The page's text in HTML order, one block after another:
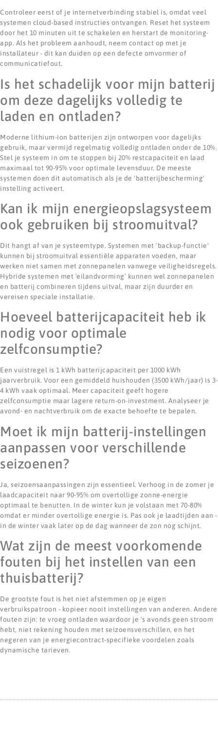
Controleer eerst of je internetverbinding stabiel is, omdat veel
systemen cloud-based instructies ontvangen. Reset het systeem
door het 10 minuten uit te schakelen en herstart de monitoring-
app. Als het probleem aanhoudt, neem contact op met je
installateur - dit kan duiden op een defecte omvormer of
communicatiefout.
Is het schadelijk voor mijn batterij
om deze dagelijks volledig te
laden en ontladen?
Moderne lithium-ion batterijen zijn ontworpen voor dagelijks
gebruik, maar vermijd regelmatig volledig ontladen onder de 10%.
Stel je systeem in om te stoppen bij 20% restcapaciteit en laad
maximaal tot 90-95% voor optimale levensduur. De meeste
systemen doen dit automatisch als je de 'batterijbescherming'
instelling activeert.
Kan ik mijn energieopslagsysteem
ook gebruiken bij stroomuitval?
Dit hangt af van je systeemtype. Systemen met 'backup-functie'
kunnen bij stroomuitval essentiële apparaten voeden, maar
werken niet samen met zonnepanelen vanwege veiligheidsregels.
Hybride systemen met 'eilandvorming' kunnen wel zonnepanelen
en batterij combineren tijdens uitval, maar zijn duurder en
vereisen speciale installatie.
Hoeveel batterijcapaciteit heb ik
nodig voor optimale
zelfconsumptie?
Een vuistregel is 1 kWh batterijcapaciteit per 1000 kWh
jaarverbruik. Voor een gemiddeld huishouden (3500 kWh/jaar) is 3-
4 kWh vaak optimaal. Meer capaciteit geeft hogere
zelfconsumptie maar lagere return-on-investment. Analyseer je
avond- en nachtverbruik om de exacte behoefte te bepalen.
Moet ik mijn batterij-instellingen
aanpassen voor verschillende
seizoenen?
Ja, seizoensaanpassingen zijn essentieel. Verhoog in de zomer je
laadcapaciteit naar 90-95% om overtollige zonne-energie
optimaal te benutten. In de winter kun je volstaan met 70-80%
omdat er minder overtollige energie is. Pas ook je laadtijden aan -
in de winter vaak later op de dag wanneer de zon nog schijnt.
Wat zijn de meest voorkomende
fouten bij het instellen van een
thuisbatterij?
De grootste fout is het niet afstemmen op je eigen
verbruikspatroon - kopieer nooit instellingen van anderen. Andere
fouten zijn: te vroeg ontladen waardoor je 's avonds geen stroom
hebt, niet rekening houden met seizoensverschillen, en het
negeren van je energiecontract-specifieke voordelen zoals
dynamische tarieven.